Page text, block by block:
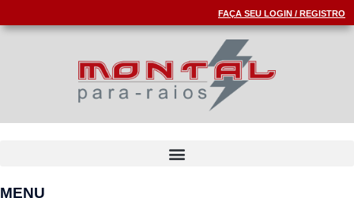
FAÇA SEU LOGIN / REGISTRO
MENU